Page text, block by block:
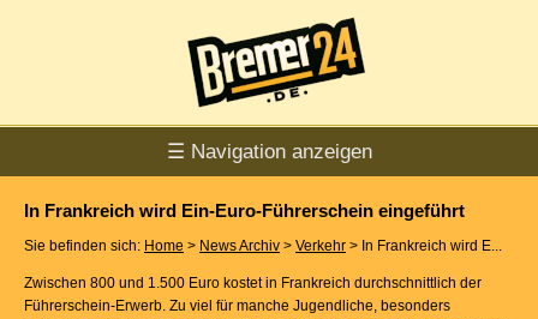
☰ Navigation anzeigen
In Frankreich wird Ein-Euro-Führerschein eingeführt
Sie befinden sich: Home > News Archiv > Verkehr > In Frankreich wird E...
Zwischen 800 und 1.500 Euro kostet in Frankreich durchschnittlich der
Führerschein-Erwerb. Zu viel für manche Jugendliche, besonders